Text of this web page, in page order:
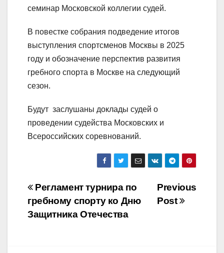
семинар Московской коллегии судей.
В повестке собрания подведение итогов
выступления спортсменов Москвы в 2025
году и обозначение перспектив развития
гребного спорта в Москве на следующий
сезон.
Будут заслушаны доклады судей о
проведении судейства Московских и
Всероссийских соревнований.
Post
navigation
Previous
Post
Регламент турнира по
гребному спорту ко Дню
Защитника Отечества